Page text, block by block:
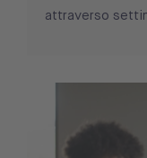
attraverso